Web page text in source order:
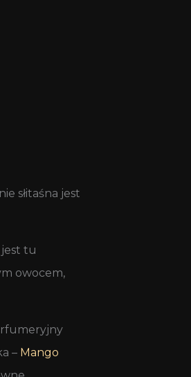
słitaśna jest
tu
owocem,
– Mango